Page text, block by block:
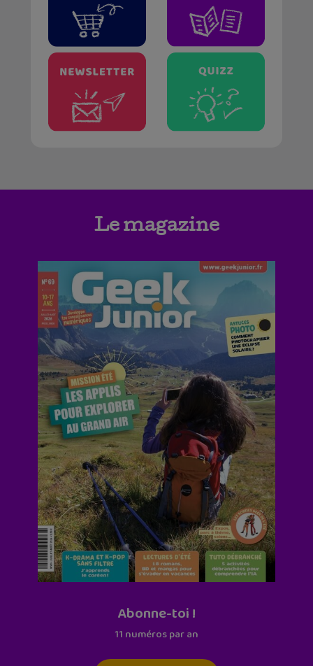
Le magazine
Abonne-toi !
11 numéros par an